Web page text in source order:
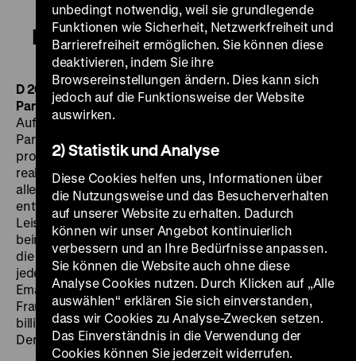
Eine flexible Frau
D 2010, R/B: Tatjana Turanskyj, K: Jenny Barth, D: Mira
Partecke, Katharina Bellena, Sven Seeger, 97’·Blu-ray
Auf die Erfolgsspur hat die Architektin Greta M. (Mira
Partecke) nie so recht gefunden. Zu profan und
profitorientiert sind für sie die Projekte, die in Berlin
realisiert werden. Jetzt, mit 40, verliert die
alleinstehende Mutter ihre Arbeit. Die Stellensuche
entwickelt sich zu einem Trip durch die neue
Leistungsgesellschaft. Beim Jobben im Callcenter,
beim Business-Coach, auf Partys ihrer Freunde erfährt
die Außenseiterin, wie die Gewinner dieser Arbeitswelt
jeden Zweifel wegargumentieren. Selbst die
Emanzipation scheint nur Mittel zum Zweck: Flexible
Frauen werden gelobt und gleichzeitig ausgenutzt – als
billige Arbeitskräfte und dazuverdienende Ehefrauen.
Der Eintritt ist frei. SO 08.03. um 17 Uhr
unbedingt notwendig, weil sie grundlegende
Funktionen wie Sicherheit, Netzwerkfreiheit und
Barrierefreiheit ermöglichen. Sie können diese
deaktivieren, indem Sie ihre
Browsereinstellungen ändern. Dies kann sich
jedoch auf die Funktionsweise der Website
auswirken.
2) Statistik und Analyse
Diese Cookies helfen uns, Informationen über
die Nutzungsweise und das Besucherverhalten
auf unserer Website zu erhalten. Dadurch
können wir unser Angebot kontinuierlich
verbessern und an Ihre Bedürfnisse anpassen.
Sie können die Website auch ohne diese
Analyse Cookies nutzen. Durch Klicken auf „Alle
auswählen“ erklären Sie sich einverstanden,
dass wir Cookies zu Analyse-Zwecken setzen.
Das Einverständnis in die Verwendung der
Cookies können Sie jederzeit widerrufen.